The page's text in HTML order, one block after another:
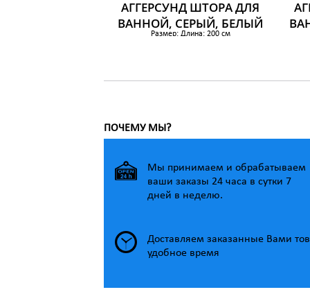
АГГЕРСУНД ШТОРА ДЛЯ
ВАННОЙ, СЕРЫЙ, БЕЛЫЙ
Размер: Длина: 200 см
ПОЧЕМУ МЫ?
Мы принимаем и обрабатываем
ваши заказы 24 часа в сутки 7
дней в неделю.
Доставляем заказанные Вами
удобное время